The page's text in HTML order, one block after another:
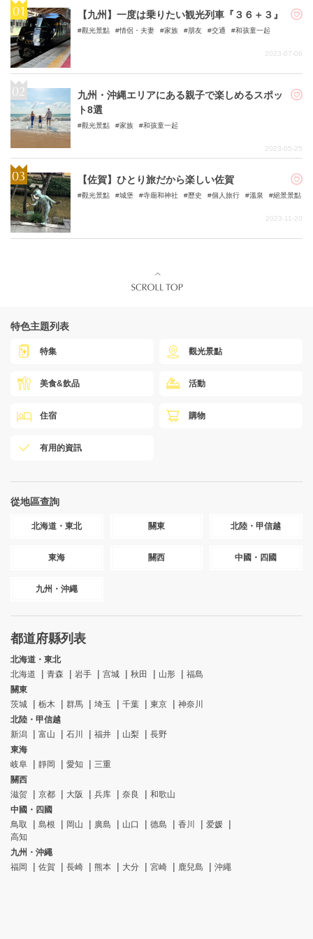
【九州】一度は乗りたい観光列車『３６＋３』
觀光景點 情侶・夫妻 家族 朋友 交通 和孩童一起
2023-07-06
九州・沖縄エリアにある親子で楽しめるスポッ
ト8選
觀光景點 家族 和孩童一起
2023-05-25
【佐賀】ひとり旅だから楽しい佐賀
觀光景點 城堡 寺廟和神社 歷史 個人旅行 溫泉 絕景景點
2023-11-20
特色主題列表
特集 觀光景點
美食&飲品 活動
住宿 購物
有用的資訊
從地區查詢
北海道・東北 關東 北陸・甲信越
東海 關西 中國・四國
九州・沖繩
都道府縣列表
北海道・東北
北海道
青森 岩手 宫城 秋田 山形
福島
關東
茨城
栃木 群馬 埼玉 千葉 東京
神奈川
北陸・甲信越
新潟
富山 石川 福井 山梨
長野
東海
岐阜
靜岡 愛知
三重
關西
滋贺
京都 大阪 兵库 奈良
和歌山
中國・四國
鳥取
島根 岡山 廣島 山口 德島 香川
爱媛
高知
九州・沖繩
福岡
佐賀 長崎 熊本 大分 宮崎 鹿兒島 沖繩